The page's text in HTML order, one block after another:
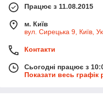
Працює з 11.08.2015
м. Київ
вул. Сирецька 9, Київ,
Контакти
Сьогодні працює з
Показати весь графік